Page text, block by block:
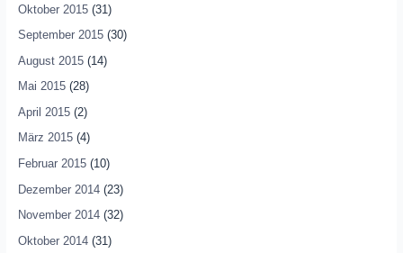
Oktober 2015(31)
September 2015(30)
August 2015(14)
Mai 2015(28)
April 2015(2)
März 2015(4)
Februar 2015(10)
Dezember 2014(23)
November 2014(32)
Oktober 2014(31)